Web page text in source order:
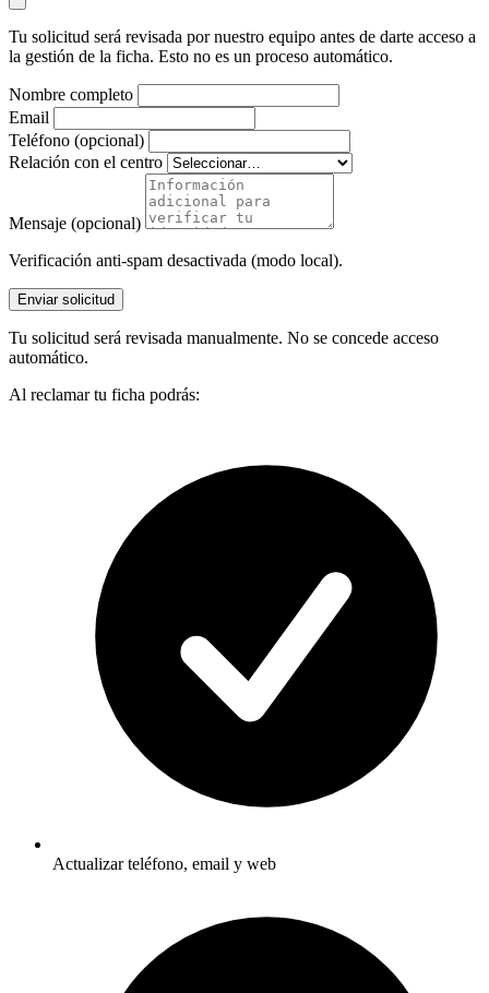
Tu solicitud será revisada por nuestro equipo antes de darte acceso a
la gestión de la ficha. Esto no es un proceso automático.
Nombre completo
Email
Teléfono (opcional)
Relación con el centro
Mensaje (opcional)
Verificación anti-spam desactivada (modo local).
Enviar solicitud
Tu solicitud será revisada manualmente. No se concede acceso
automático.
Al reclamar tu ficha podrás:
Actualizar teléfono, email y web